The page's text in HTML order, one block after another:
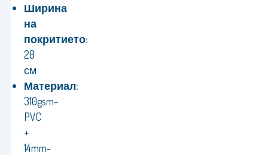
Ширина
на
покритието:
28
см
Материал:
310gsm-
PVC
+
14mm-